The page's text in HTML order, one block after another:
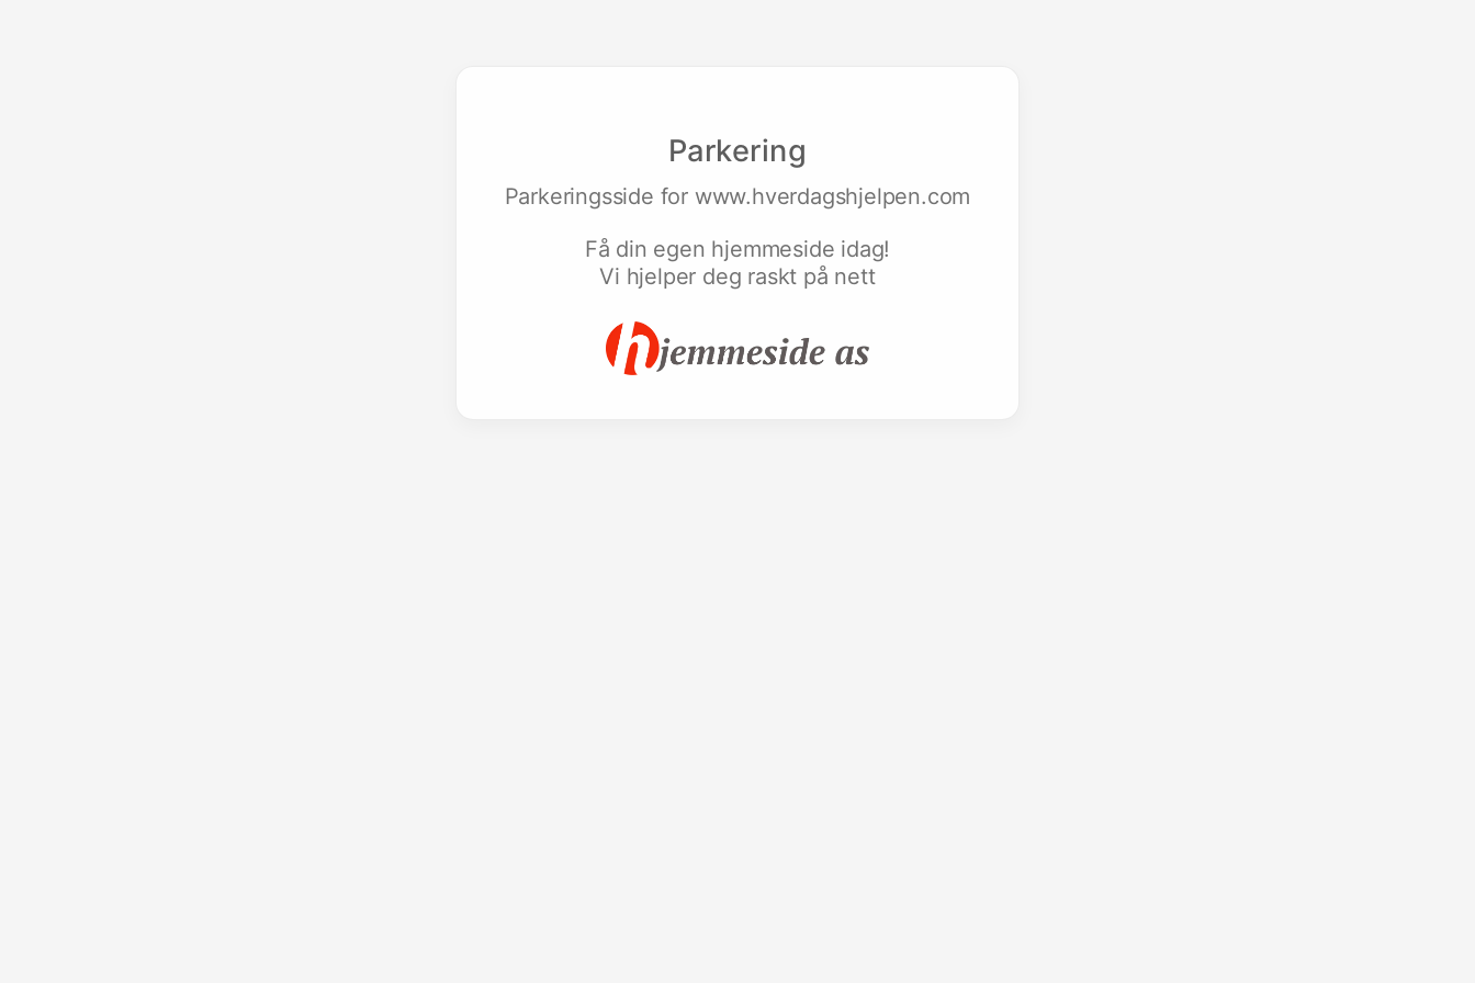
Parkering
Parkeringsside for www.hverdagshjelpen.com
Få din egen hjemmeside idag!
Vi hjelper deg raskt på nett